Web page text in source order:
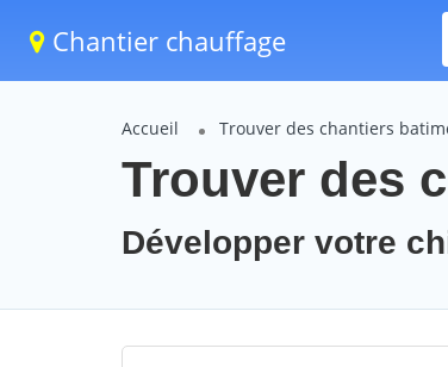
Chantier chauffage
Accueil Trouver des chantiers
Trouver des
Développer votre